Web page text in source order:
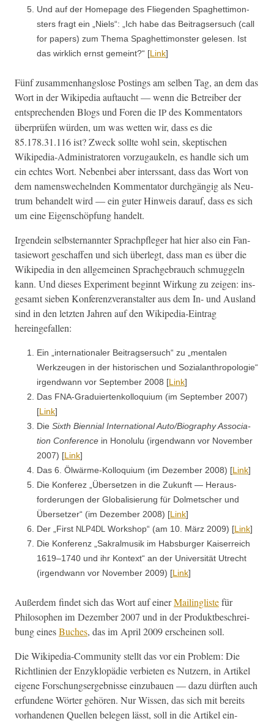
Und auf der Home­page des Fliegen­den Spaghet­ti­mon­
sters fragt ein „Niels“: „Ich habe das Beitragser­such (call
for papers) zum The­ma Spaghet­ti­mon­ster gele­sen. Ist
das wirk­lich ernst gemeint?“ [Link]
Fünf zusam­men­hangslose Post­ings am sel­ben Tag, an dem das
Wort in der Wikipedia auf­taucht — wenn die Betreiber der
entsprechen­den Blogs und Foren die IP des Kom­men­ta­tors
über­prüfen wür­den, um was wet­ten wir, dass es die
85.178.31.116 ist? Zweck sollte wohl sein, skep­tis­chen
Wikipedia-Admin­is­tra­toren vorzu­gaukeln, es han­dle sich um
ein echt­es Wort. Neben­bei aber inter­ssant, dass das Wort von
dem namenswechel­nden Kom­men­ta­tor durchgängig als Neu­
trum behan­delt wird — ein guter Hin­weis darauf, dass es sich
um eine Eigen­schöp­fung handelt.
Irgen­dein selb­ster­nan­nter Sprach­pfleger hat hier also ein Fan­
tasiewort geschaf­fen und sich über­legt, dass man es über die
Wikipedia in den all­ge­meinen Sprachge­brauch schmuggeln
kann. Und dieses Exper­i­ment begin­nt Wirkung zu zeigen: ins­
ge­samt sieben Kon­feren­zver­anstal­ter aus dem In- und Aus­land
sind in den let­zten Jahren auf den Wikipedia-Ein­trag
hereingefallen:
Ein „inter­na­tionaler Beitragser­such“ zu „men­tal­en
Werkzeu­gen in der his­torischen und Sozialan­thro­polo­gie“
irgend­wann vor Sep­tem­ber 2008 [Link]
Das FNA-Graduiertenkol­lo­qui­um (im Sep­tem­ber 2007)
[Link]
Die Sixth Bien­ni­al Inter­na­tion­al Auto/Biography Asso­ci­a­
tion Con­fer­ence in Hon­olu­lu (irgend­wann vor Novem­ber
2007) [Link]
Das 6. Ölwärme-Kol­lo­qui­um (im Dezem­ber 2008) [Link]
Die Kon­fer­ez „Über­set­zen in die Zukun­ft — Her­aus­
forderun­gen der Glob­al­isierung für Dol­metsch­er und
Über­set­zer“ (im Dezem­ber 2008) [Link]
Der „First NLP4DL Work­shop“ (am 10. März 2009) [Link]
Die Kon­ferenz „Sakral­musik im Hab­s­burg­er Kaiser­re­ich
1619–1740 und ihr Kon­text“ an der Uni­ver­sität Utrecht
(irgend­wann vor Novem­ber 2009) [Link]
Außer­dem find­et sich das Wort auf ein­erMail­inglistefür
Philosophen im Dezem­ber 2007 und in der Pro­duk­tbeschrei­
bung einesBuch­es, das im April 2009 erscheinen soll.
Die Wikipedia-Com­mu­ni­ty stellt das vor ein Prob­lem: Die
Richtlin­ien der Enzyk­lopädie ver­bi­eten es Nutzern, in Artikel
eigene Forschungsergeb­nisse einzubauen — dazu dürften auch
erfun­dene Wörter gehören. Nur Wis­sen, das sich mit bere­its
vorhan­de­nen Quellen bele­gen lässt, soll in die Artikel ein­